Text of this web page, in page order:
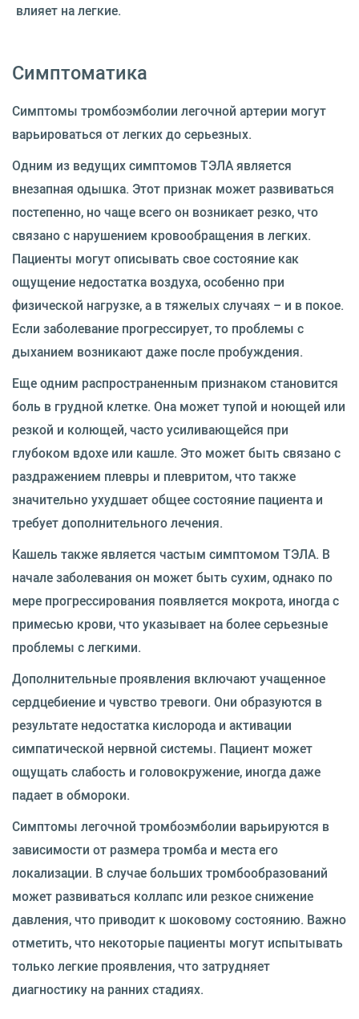
влияет на легкие.
Симптоматика
Симптомы тромбоэмболии легочной артерии могут
варьироваться от легких до серьезных.
Одним из ведущих симптомов ТЭЛА является
внезапная одышка. Этот признак может развиваться
постепенно, но чаще всего он возникает резко, что
связано с нарушением кровообращения в легких.
Пациенты могут описывать свое состояние как
ощущение недостатка воздуха, особенно при
физической нагрузке, а в тяжелых случаях – и в покое.
Если заболевание прогрессирует, то проблемы с
дыханием возникают даже после пробуждения.
Еще одним распространенным признаком становится
боль в грудной клетке. Она может тупой и ноющей или
резкой и колющей, часто усиливающейся при
глубоком вдохе или кашле. Это может быть связано с
раздражением плевры и плевритом, что также
значительно ухудшает общее состояние пациента и
требует дополнительного лечения.
Кашель также является частым симптомом ТЭЛА. В
начале заболевания он может быть сухим, однако по
мере прогрессирования появляется мокрота, иногда с
примесью крови, что указывает на более серьезные
проблемы с легкими.
Дополнительные проявления включают учащенное
сердцебиение и чувство тревоги. Они образуются в
результате недостатка кислорода и активации
симпатической нервной системы. Пациент может
ощущать слабость и головокружение, иногда даже
падает в обмороки.
Симптомы легочной тромбоэмболии варьируются в
зависимости от размера тромба и места его
локализации. В случае больших тромбообразований
может развиваться коллапс или резкое снижение
давления, что приводит к шоковому состоянию. Важно
отметить, что некоторые пациенты могут испытывать
только легкие проявления, что затрудняет
диагностику на ранних стадиях.